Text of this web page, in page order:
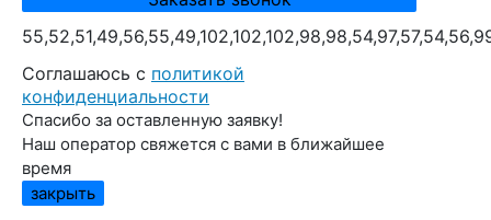
Cоглашаюсь с политикой
конфиденциальности
Спасибо за оставленную заявку!
Наш оператор свяжется с вами в ближайшее
время
закрыть